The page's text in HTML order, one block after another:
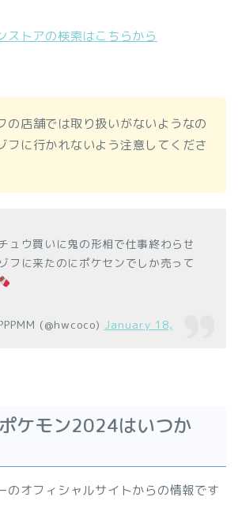
ストアの検索はこちらから
の店舗では取り扱いがないようなの
フに行かれないよう注意してくださ
ュウ買いに鬼の形相で仕事終わらせ
フに来たのにポケセンでしか売って
(@hwcoco) January 18,
ケモン2024はいつか
のオフィシャルサイトからの情報です